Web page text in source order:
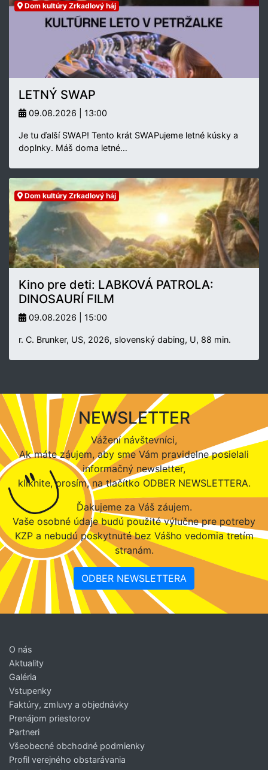
Dom kultúry Zrkadlový háj
LETNÝ SWAP
09.08.2026 | 13:00
Je tu ďalší SWAP! Tento krát SWAPujeme letné kúsky a
doplnky. Máš doma letné…
Dom kultúry Zrkadlový háj
Kino pre deti: LABKOVÁ PATROLA:
DINOSAURÍ FILM
09.08.2026 | 15:00
r. C. Brunker, US, 2026, slovenský dabing, U, 88 min.
NEWSLETTER
Vážení návštevníci,
Ak máte záujem, aby sme Vám pravidelne posielali
informačný newsletter,
kliknite, prosím, na tlačítko ODBER NEWSLETTERA.
Ďakujeme za Váš záujem.
Vaše osobné údaje budú použité výlučne pre potreby
KZP a nebudú poskytnuté bez Vášho vedomia tretím
stranám.
ODBER NEWSLETTERA
O nás
Aktuality
Galéria
Vstupenky
Faktúry, zmluvy a objednávky
Prenájom priestorov
Partneri
Všeobecné obchodné podmienky
Profil verejného obstarávania